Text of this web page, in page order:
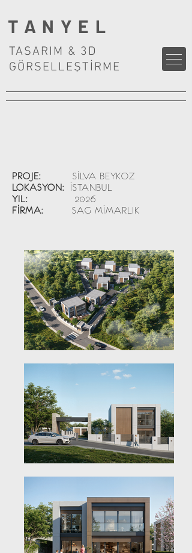
TANYEL
TASARIM & 3D
GÖRSELLEŞTİRME
PROJE:SİLVA BEYKOZ
LOKASYON:
İSTANBUL
YIL:
2026
FİRMA:SAG MİMARLIK